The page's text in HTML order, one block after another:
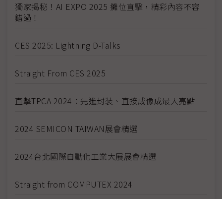
獨家揭秘！AI EXPO 2025 攤位直擊，精彩內容不容
錯過！
CES 2025: Lightning D-Talks
Straight From CES 2025
直擊TPCA 2024：先進封裝、直接成像成最大亮點
2024 SEMICON TAIWAN展會精選
2024台北國際自動化工業大展展會精選
Straight from COMPUTEX 2024